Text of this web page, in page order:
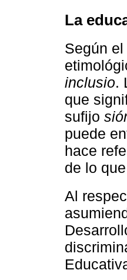
La
Según
inclusio.
que
sufijo
puede
hace
de lo
Al